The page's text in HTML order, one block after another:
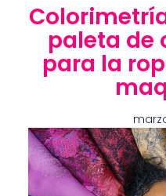
paleta de
para la